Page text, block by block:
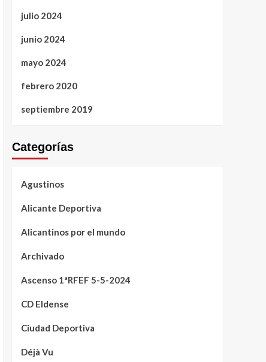
julio 2024
junio 2024
mayo 2024
febrero 2020
septiembre 2019
Categorías
Agustinos
Alicante Deportiva
Alicantinos por el mundo
Archivado
Ascenso 1ªRFEF 5-5-2024
CD Eldense
Ciudad Deportiva
Déjà Vu